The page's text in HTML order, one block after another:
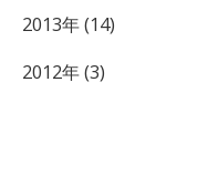
2013年 (14)
2012年 (3)